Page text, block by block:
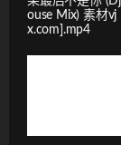
ouse Mix) 素材
x.com].mp4